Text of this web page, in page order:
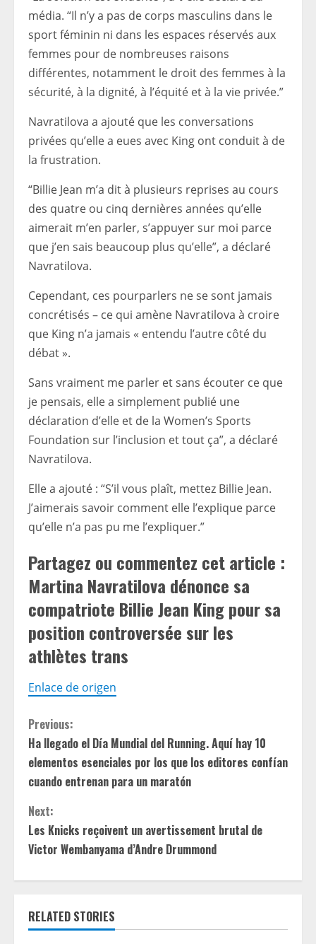
média. “Il n’y a pas de corps masculins dans le
sport féminin ni dans les espaces réservés aux
femmes pour de nombreuses raisons
différentes, notamment le droit des femmes à la
sécurité, à la dignité, à l’équité et à la vie privée.”
Navratilova a ajouté que les conversations
privées qu’elle a eues avec King ont conduit à de
la frustration.
“Billie Jean m’a dit à plusieurs reprises au cours
des quatre ou cinq dernières années qu’elle
aimerait m’en parler, s’appuyer sur moi parce
que j’en sais beaucoup plus qu’elle”, a déclaré
Navratilova.
Cependant, ces pourparlers ne se sont jamais
concrétisés – ce qui amène Navratilova à croire
que King n’a jamais « entendu l’autre côté du
débat ».
Sans vraiment me parler et sans écouter ce que
je pensais, elle a simplement publié une
déclaration d’elle et de la Women’s Sports
Foundation sur l’inclusion et tout ça”, a déclaré
Navratilova.
Elle a ajouté : “S’il vous plaît, mettez Billie Jean.
J’aimerais savoir comment elle l’explique parce
qu’elle n’a pas pu me l’expliquer.”
Partagez ou commentez cet article :
Martina Navratilova dénonce sa
compatriote Billie Jean King pour sa
position controversée sur les
athlètes trans
Enlace de origen
C
o
n
t
i
n
u
e
Previous:
Ha llegado el Día Mundial del Running. Aquí hay 10
elementos esenciales por los que los editores confían
cuando entrenan para un maratón
Next:
Les Knicks reçoivent un avertissement brutal de
Victor Wembanyama d’Andre Drummond
RELATED STORIES